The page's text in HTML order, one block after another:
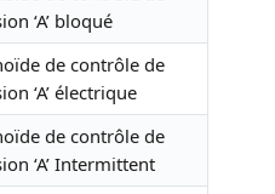
‘A’ bloqué
de contrôle de
‘A’ électrique
de contrôle de
‘A’ Intermittent